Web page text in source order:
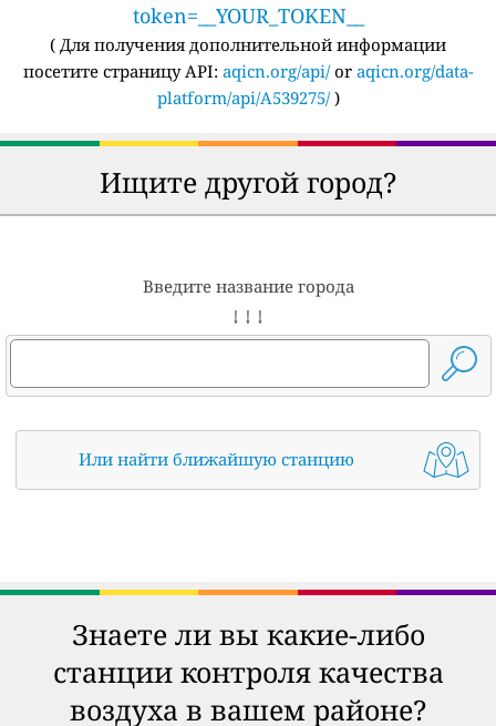
token=__YOUR_TOKEN__
( Для получения дополнительной информации
посетите страницу API: aqicn.org/api/or aqicn.org/data-
platform/api/A539275/)
Ищите другой город?
Введите название города
↓ ↓ ↓
Или найти ближайшую станцию
Знаете ли вы какие-либо
станции контроля качества
воздуха в вашем районе?